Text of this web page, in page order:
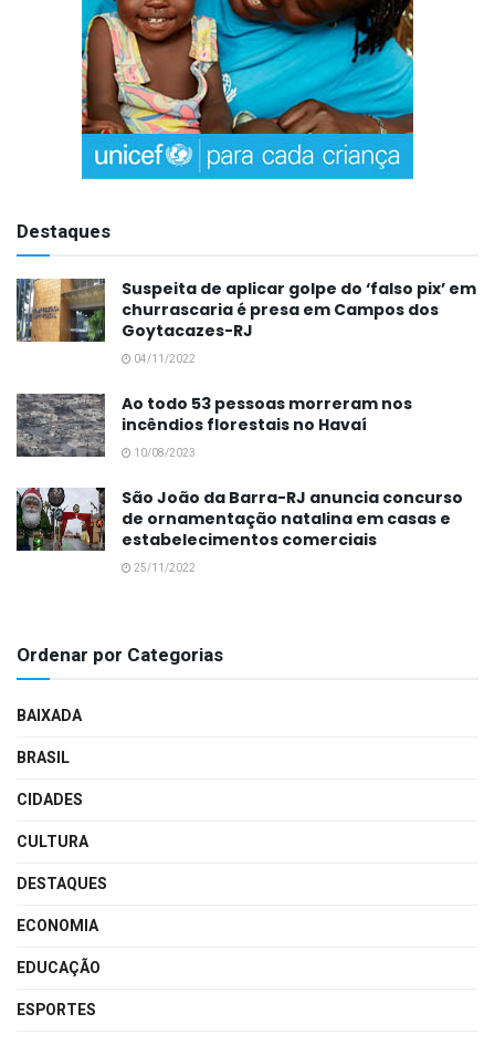
Destaques
Suspeita de aplicar golpe do ‘falso pix’ em
churrascaria é presa em Campos dos
Goytacazes-RJ
04/11/2022
Ao todo 53 pessoas morreram nos
incêndios florestais no Havaí
10/08/2023
São João da Barra-RJ anuncia concurso
de ornamentação natalina em casas e
estabelecimentos comerciais
25/11/2022
Ordenar por Categorias
BAIXADA
BRASIL
CIDADES
CULTURA
DESTAQUES
ECONOMIA
EDUCAÇÃO
ESPORTES